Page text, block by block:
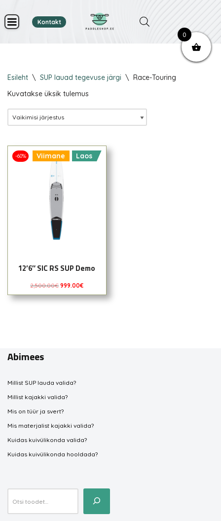
Skip
content
Kontakt
Esileht \ SUP lauad tegevuse järgi \ Race-Touring
Kuvatakse üksik tulemus
-60% Viimane Laos
12’6″ SIC RS SUP Demo
2,500.00€ 999.00€
Abimees
Millist SUP lauda valida?
Millist kajakki valida?
Mis on tüür ja svert?
Mis materjalist kajakki valida?
Kuidas kuivülikonda valida?
Kuidas kuivülikonda hooldada?
0